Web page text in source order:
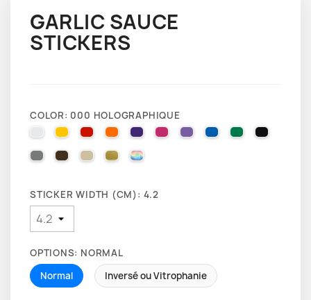
GARLIC SAUCE
STICKERS
COLOR: 000 HOLOGRAPHIQUE
010 WHITE025 BRIMSTONE YELLOW
031 RED035 PASTEL ORANGE
040 VIOLET
041 PINK043 LAVENDER
051 GENTIAN BLUE
061 GREEN
070
071 GREY080 BROWN
082 BEIGE
091 GOLD000 HOLOGRAPHIQUE
STICKER WIDTH (CM): 4.2
OPTIONS: NORMAL
Normal
Inversé ou Vitrophanie